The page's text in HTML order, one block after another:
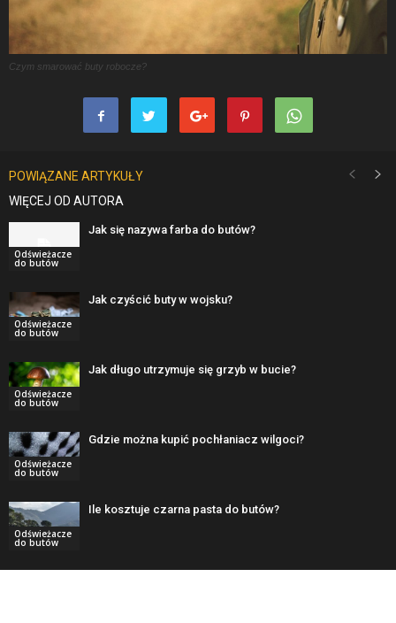
Czym smarować buty robocze?
POWIĄZANE ARTYKUŁY
WIĘCEJ OD AUTORA
Odświeżacze
do butów
Jak się nazywa farba do butów?
Odświeżacze
do butów
Jak czyścić buty w wojsku?
Odświeżacze
do butów
Jak długo utrzymuje się grzyb w bucie?
Odświeżacze
do butów
Gdzie można kupić pochłaniacz wilgoci?
Odświeżacze
do butów
Ile kosztuje czarna pasta do butów?